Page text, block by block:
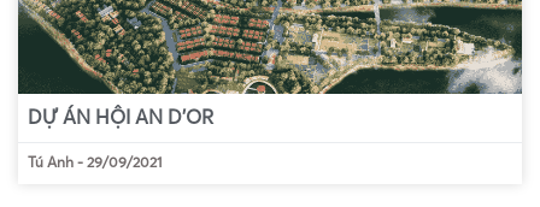
DỰ ÁN HỘI AN D’OR
Tú Anh - 29/09/2021